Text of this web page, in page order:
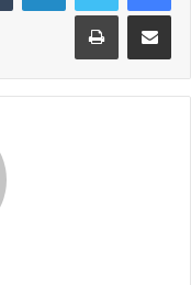
مشاركة عبر البريد طباعة